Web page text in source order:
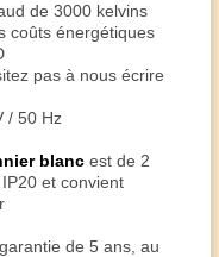
de 3000 kelvins
coûts énergétiques
pas à nous écrire
/ 50 Hz
blanc est de 2
et convient
de 5 ans, au